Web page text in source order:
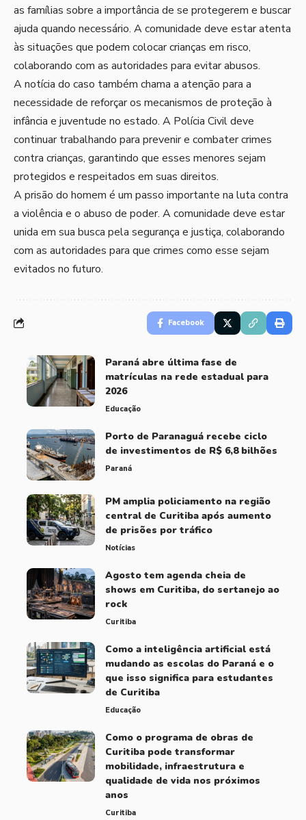
as famílias sobre a importância de se protegerem e buscar
ajuda quando necessário. A comunidade deve estar atenta
às situações que podem colocar crianças em risco,
colaborando com as autoridades para evitar abusos.
A notícia do caso também chama a atenção para a
necessidade de reforçar os mecanismos de proteção à
infância e juventude no estado. A Polícia Civil deve
continuar trabalhando para prevenir e combater crimes
contra crianças, garantindo que esses menores sejam
protegidos e respeitados em suas direitos.
A prisão do homem é um passo importante na luta contra
a violência e o abuso de poder. A comunidade deve estar
unida em sua busca pela segurança e justiça, colaborando
com as autoridades para que crimes como esse sejam
evitados no futuro.
Facebook
Paraná abre última fase de
matrículas na rede estadual para
2026
Educação
Porto de Paranaguá recebe ciclo
de investimentos de R$ 6,8 bilhões
Paraná
PM amplia policiamento na região
central de Curitiba após aumento
de prisões por tráfico
Notícias
Agosto tem agenda cheia de
shows em Curitiba, do sertanejo ao
rock
Curitiba
Como a inteligência artificial está
mudando as escolas do Paraná e o
que isso significa para estudantes
de Curitiba
Educação
Como o programa de obras de
Curitiba pode transformar
mobilidade, infraestrutura e
qualidade de vida nos próximos
anos
Curitiba